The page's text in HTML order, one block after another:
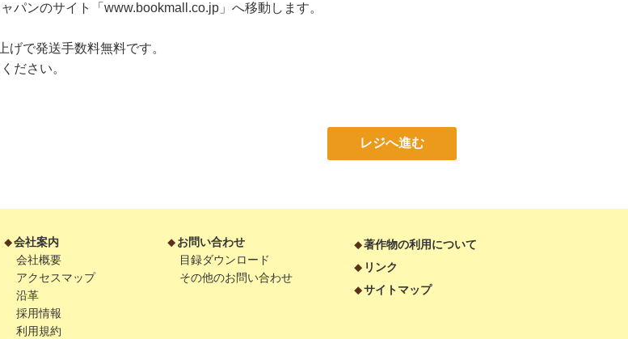
パンのサイト「www.bookmall.co.jp」へ移動します。
で発送手数料無料です。
ださい。
レジへ進む
会社案内
会社概要
アクセスマップ
沿革
採用情報
利用規約
お問い合わせ
目録ダウンロード
その他のお問い合わせ
著作物の利用について
リンク
サイトマップ